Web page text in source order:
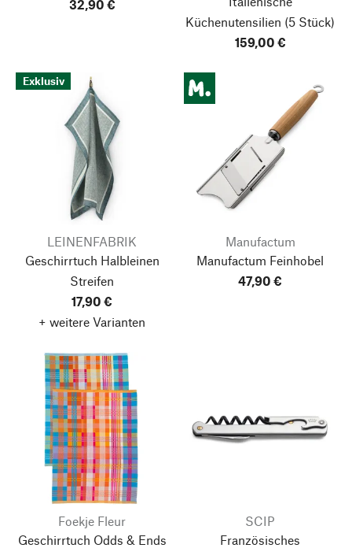
32,90 €
Küchenutensilien (5 Stück)
159,00 €
Exklusiv
LEINENFABRIK
Geschirrtuch Halbleinen
Streifen
17,90 €
+ weitere Varianten
Manufactum
Manufactum Feinhobel
47,90 €
Foekje Fleur
Geschirrtuch Odds & Ends
SCIP
Französisches